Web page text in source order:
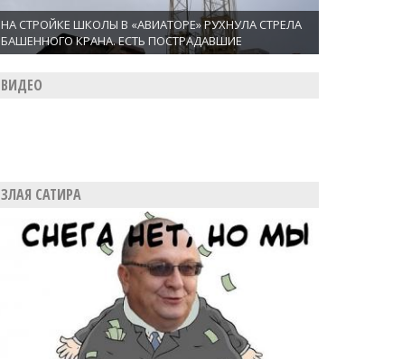
НА СТРОЙКЕ ШКОЛЫ В «АВИАТОРЕ» РУХНУЛА СТРЕЛА
БАШЕННОГО КРАНА. ЕСТЬ ПОСТРАДАВШИЕ
ВИДЕО
ЗЛАЯ САТИРА